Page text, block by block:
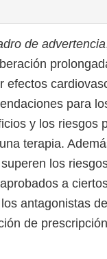
de advertencia
efectos
para
y los riesgos
terapia.
los
a
antagonistas
de